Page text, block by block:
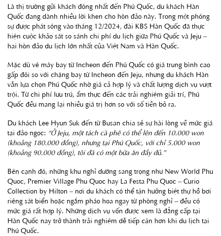
Là thị trường gửi khách đông nhất đến Phú Quốc, du khách Hàn
Quốc đang dành nhiều lời khen cho hòn đảo này. Trong một phóng
sự được phát sóng vào tháng 12/2024, đài KBS Hàn Quốc đã thực
hiện cuộc khảo sát so sánh chi phí du lịch giữa Phú Quốc và Jeju –
hai hòn đảo du lịch lớn nhất của Việt Nam và Hàn Quốc.
Mặc dù vé máy bay từ Incheon đến Phú Quốc có giá trung bình cao
gấp đôi so với chặng bay từ Incheon đến Jeju, nhưng du khách Hàn
vẫn lựa chọn Phú Quốc nhờ giá cả hợp lý và chất lượng dịch vụ vượt
trội. Từ chi phí lưu trú, ẩm thực đến các trải nghiệm giải trí, Phú
Quốc đều mang lại nhiều giá trị hơn so với số tiền bỏ ra.
Du khách Lee Hyun Suk đến từ Busan chia sẻ sự hài lòng về mức giá
tại đảo ngọc: “Ở Jeju, một tách cà phê có thể lên đến 10.000 won
(khoảng 180.000 đồng), nhưng tại Phú Quốc, với chỉ 5.000 won
(khoảng 90.000 đồng), tôi đã có một bữa ăn đầy đủ.”
Bên cạnh đó, những khu nghỉ dưỡng sang trọng như New World Phu
Quoc, Premier Village Phu Quoc hay La Festa Phu Quoc – Curio
Collection by Hilton – nơi du khách có thể tận hưởng biệt thự hồ bơi
riêng sát biển hoặc ngắm pháo hoa ngay từ phòng nghỉ – đều có
mức giá rất hợp lý. Những dịch vụ vốn được xem là đẳng cấp tại
Hàn Quốc nay trở thành trải nghiệm dễ tiếp cận hơn khi du lịch tại
Phú Quốc.